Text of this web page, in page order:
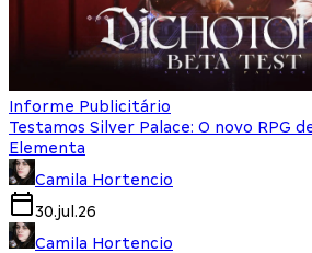
Informe Publicitário
Testamos Silver Palace: O novo RPG
Elementa
Camila Hortencio
30.jul.26
Camila Hortencio